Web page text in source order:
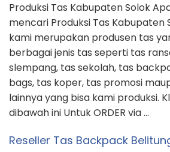
Produksi Tas Kabupaten Solok
mencari Produksi Tas Kabupaten
kami merupakan produsen tas
berbagai jenis tas seperti tas
slempang, tas sekolah, tas
bags, tas koper, tas promosi
lainnya yang bisa kami produksi.
dibawah ini Untuk ORDER via …
Reseller Tas Backpack